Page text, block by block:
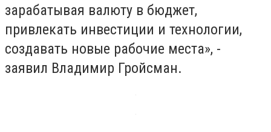
зарабатывая валюту в бюджет,
привлекать инвестиции и технологии,
создавать новые рабочие места», -
заявил Владимир Гройсман.